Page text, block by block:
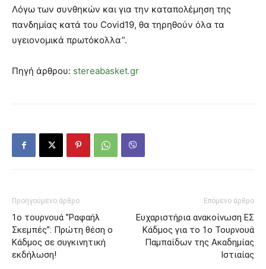
Λόγω των συνθηκών και για την καταπολέμηση της
πανδημίας κατά του Covid19, θα τηρηθούν όλα τα
υγειονομικά πρωτόκολλα”.
Πηγή άρθρου: stereabasket.gr
Προηγούμενο άρθρο
1ο τουρνουά ”Ραφαήλ
Σκεμπές”: Πρώτη θέση ο
Κάδμος σε συγκινητική
εκδήλωση!
Επόμενο άρθρο
Ευχαριστήρια ανακοίνωση ΕΣ
Κάδμος για το 1ο Τουρνουά
Παμπαίδων της Ακαδημίας
Ιστιαίας